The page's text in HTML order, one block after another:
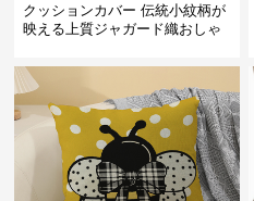
クッションカバー 伝統小紋柄が
映える上質ジャガード織おしゃ